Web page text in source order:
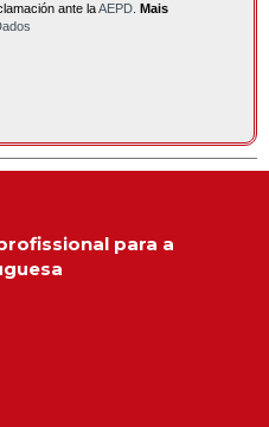
ante laAEPD Mais
para a